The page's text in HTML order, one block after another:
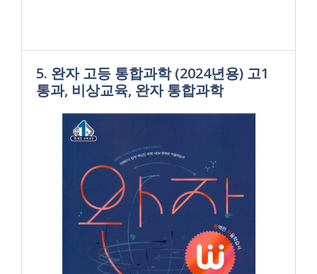
5. 완자 고등 통합과학 (2024년용) 고1
통과, 비상교육, 완자 통합과학